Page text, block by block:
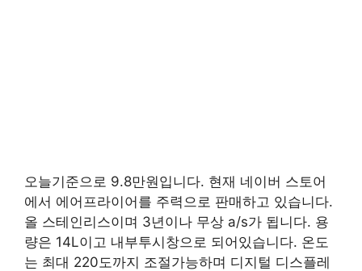
오늘기준으로 9.8만원입니다. 현재 네이버 스토어
에서 에어프라이어를 주력으로 판매하고 있습니다.
올 스테인리스이며 3년이나 무상 a/s가 됩니다. 용
량은 14L이고 내부투시창으로 되어있습니다. 온도
는 최대 220도까지 조절가능하며 디지털 디스플레